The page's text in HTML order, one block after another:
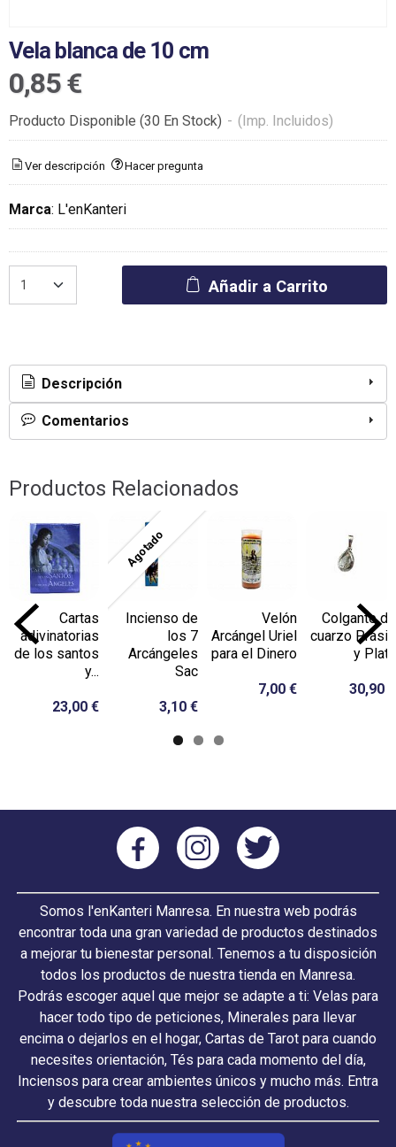
Vela blanca de 10 cm
0,85 €
Producto Disponible (30 En Stock) - (Imp. Incluidos)
Ver descripción Hacer pregunta
Marca: L'enKanteri
Añadir a Carrito
Descripción
Comentarios
Productos Relacionados
Cartas
adivinatorias
de los santos
y...
23,00 €
Agotado
Incienso de
los 7
Arcángeles
Sac
3,10 €
Velón
Arcángel Uriel
para el Dinero
7,00 €
Colgante de
cuarzo Prasio
y Plata
30,90 €
Somos l'enKanteri Manresa. En nuestra web podrás
encontrar toda una gran variedad de productos destinados
a mejorar tu bienestar personal. Tenemos a tu disposición
todos los productos de nuestra tienda en Manresa.
Podrás escoger aquel que mejor se adapte a ti: Velas para
hacer todo tipo de peticiones, Minerales para llevar
encima o dejarlos en el hogar, Cartas de Tarot para cuando
necesites orientación, Tés para cada momento del día,
Inciensos para crear ambientes únicos y mucho más. Entra
y descubre toda nuestra selección de productos.